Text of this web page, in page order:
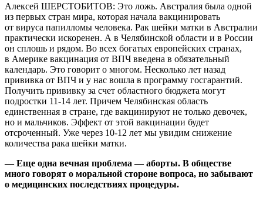
Алексей ШЕРСТОБИТОВ: Это ложь. Австралия была одной
из первых стран мира, которая начала вакцинировать
от вируса папилломы человека. Рак шейки матки в Австралии
практически искоренен. А в Челябинской области и в России
он сплошь и рядом. Во всех богатых европейских странах,
в Америке вакцинация от ВПЧ введена в обязательный
календарь. Это говорит о многом. Несколько лет назад
прививка от ВПЧ и у нас вошла в программу госгарантий.
Получить прививку за счет областного бюджета могут
подростки 11-14 лет. Причем Челябинская область
единственная в стране, где вакцинируют не только девочек,
но и мальчиков. Эффект от этой вакцинации будет
отсроченный. Уже через 10-12 лет мы увидим снижение
количества рака шейки матки.
— Еще одна вечная проблема — аборты. В обществе
много говорят о моральной стороне вопроса, но забывают
о медицинских последствиях процедуры.